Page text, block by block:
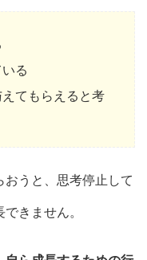
る
てもらえると考
うと、思考停止して
きません。